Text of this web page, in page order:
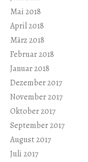
Mai 2018
April 2018
März 2018
Februar 2018
Januar 2018
Dezember 2017
November 2017
Oktober 2017
September 2017
August 2017
Juli 2017